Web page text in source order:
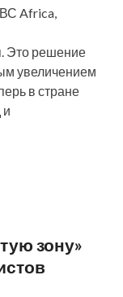
Africa,
Это решение
увеличением
в стране
и
зону»